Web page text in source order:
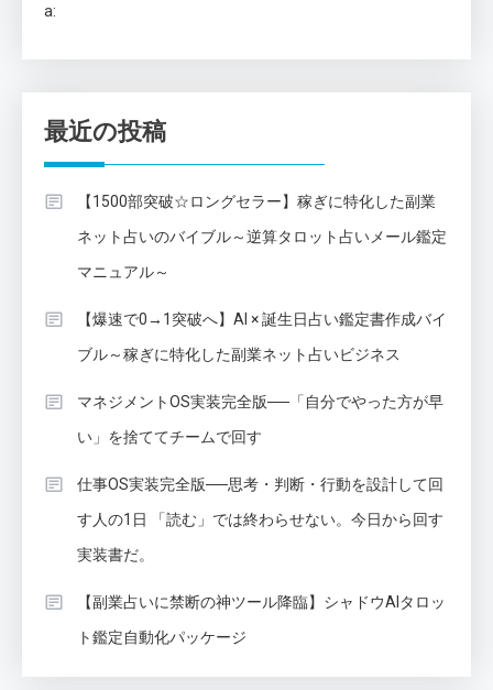
a:
最近の投稿
【1500部突破☆ロングセラー】稼ぎに特化した副業
ネット占いのバイブル～逆算タロット占いメール鑑定
マニュアル～
【爆速で0→1突破へ】AI × 誕生日占い鑑定書作成バイ
ブル～稼ぎに特化した副業ネット占いビジネス
マネジメントOS実装完全版──「自分でやった方が早
い」を捨ててチームで回す
仕事OS実装完全版──思考・判断・行動を設計して回
す人の1日 「読む」では終わらせない。今日から回す
実装書だ。
【副業占いに禁断の神ツール降臨】シャドウAIタロッ
ト鑑定自動化パッケージ